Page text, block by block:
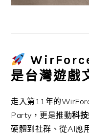
是台灣遊戲
走入第11年的
Party，更是推動科
硬體到社群、從AI應